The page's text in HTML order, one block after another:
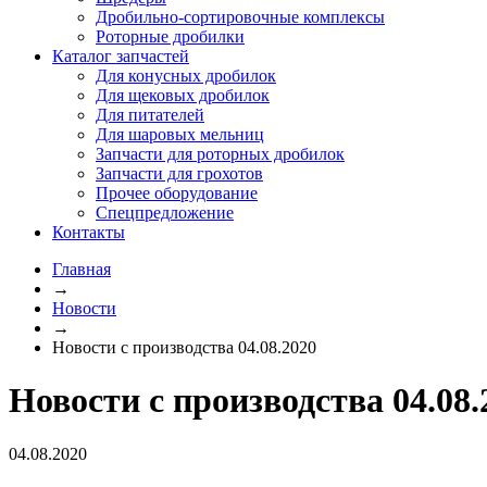
Дробильно-сортировочные комплексы
Роторные дробилки
Каталог запчастей
Для конусных дробилок
Для щековых дробилок
Для питателей
Для шаровых мельниц
Запчасти для роторных дробилок
Запчасти для грохотов
Прочее оборудование
Спецпредложение
Контакты
Главная
→
Новости
→
Новости с производства 04.08.2020
Новости с производства
04.08.2020